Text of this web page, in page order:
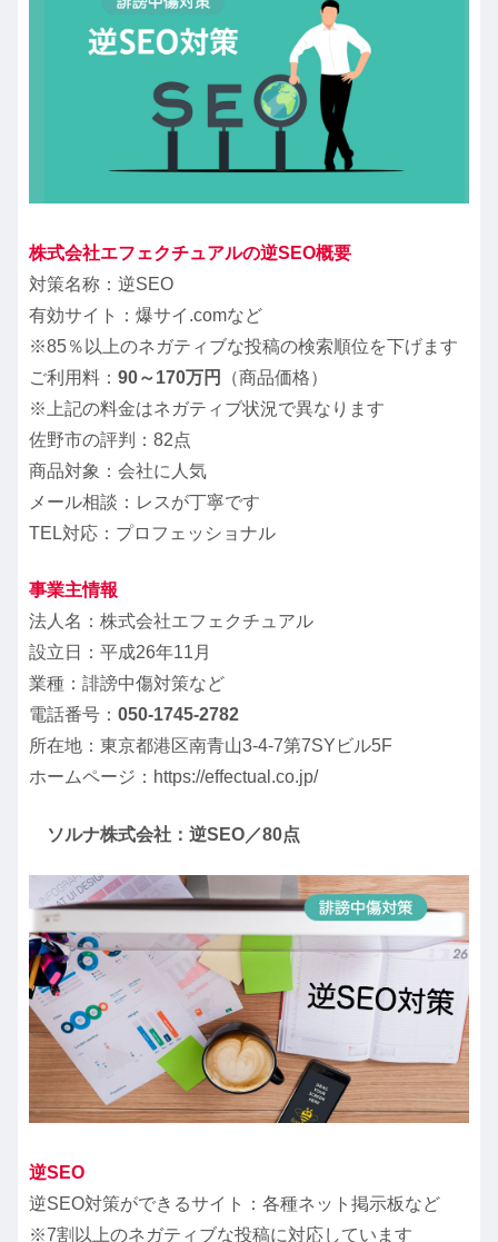
株式会社エフェクチュアルの逆SEO概要
対策名称：逆SEO
有効サイト：爆サイ.comなど
※85％以上のネガティブな投稿の検索順位を下げます
ご利用料： 90～170万円
（商品価格）
※上記の料金はネガティブ状況で異なります
佐野市の評判：82点
商品対象：会社に人気
メール相談：レスが丁寧です
TEL対応：プロフェッショナル
事業主情報
法人名：株式会社エフェクチュアル
設立日：平成26年11月
業種：誹謗中傷対策など
電話番号： 050-1745-2782
所在地：東京都港区南青山3-4-7第7SYビル5F
ホームページ：https://effectual.co.jp/
ソルナ株式会社：逆SEO／80点
逆SEO
逆SEO対策ができるサイト：各種ネット掲示板など
※7割以上のネガティブな投稿に対応しています